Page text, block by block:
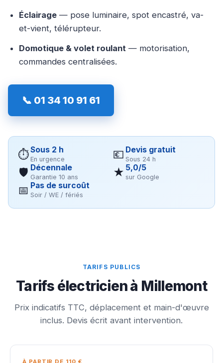
Éclairage — pose luminaire, spot encastré, va-
et-vient, télérupteur.
Domotique & volet roulant — motorisation,
commandes centralisées.
📞 01 34 10 91 61
⏱Sous 2 h
En urgence 💶 Devis gratuit
Sous 24 h
🛡 Décennale
Garantie 10 ans ★ 5,0/5
sur Google
📅 Pas de surcoût
Soir / WE / fériés
TARIFS PUBLICS
Tarifs électricien à Millemont
Prix indicatifs TTC, déplacement et main-d'œuvre
inclus. Devis écrit avant intervention.
À PARTIR DE 110 €